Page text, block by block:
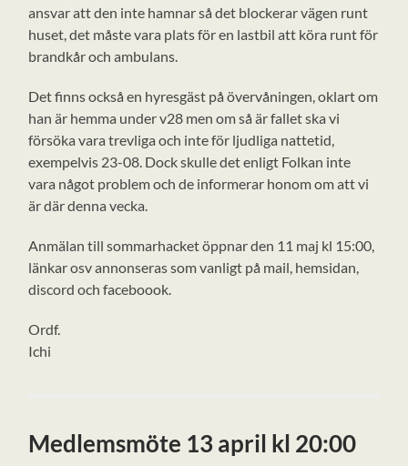
ansvar att den inte hamnar så det blockerar vägen runt
huset, det måste vara plats för en lastbil att köra runt för
brandkår och ambulans.
Det finns också en hyresgäst på övervåningen, oklart om
han är hemma under v28 men om så är fallet ska vi
försöka vara trevliga och inte för ljudliga nattetid,
exempelvis 23-08. Dock skulle det enligt Folkan inte
vara något problem och de informerar honom om att vi
är där denna vecka.
Anmälan till sommarhacket öppnar den 11 maj kl 15:00,
länkar osv annonseras som vanligt på mail, hemsidan,
discord och faceboook.
Ordf.
Ichi
Medlemsmöte 13 april kl 20:00